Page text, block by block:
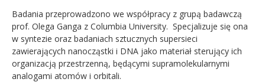
Badania przeprowadzono we współpracy z grupą badawczą
prof. Olega Ganga z Columbia University. Specjalizuje się ona
w syntezie oraz badaniach sztucznych supersieci
zawierających nanocząstki i DNA jako materiał sterujący ich
organizacją przestrzenną, będącymi supramolekularnymi
analogami atomów i orbitali.